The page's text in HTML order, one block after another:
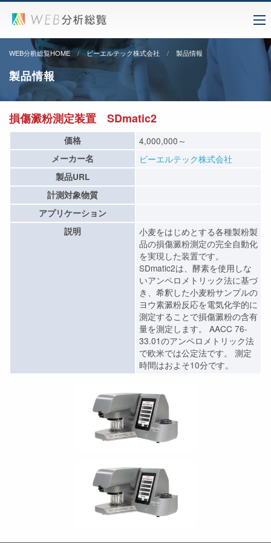
WEB分析総覧HOME ビーエルテック株式会社 製品情報
製品情報
損傷澱粉測定装置 SDmatic2
価格 4,000,000～
メーカー名 ビーエルテック株式会社
製品URL
計測対象物質
アプリケーション
説明
小麦をはじめとする各種製粉製
品の損傷澱粉測定の完全自動化
を実現した装置です。
SDmatic2は、酵素を使用しな
いアンペロメトリック法に基づ
き、希釈した小麦粉サンプルの
ヨウ素澱粉反応を電気化学的に
測定することで損傷澱粉の含有
量を測定します。 AACC 76-
33.01のアンペロメトリック法
で欧米では公定法です。 測定
時間はおよそ10分です。